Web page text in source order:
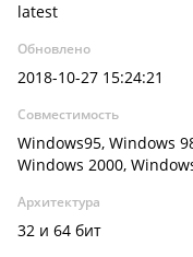
latest
Обновлено
2018-10-27 15:24:21
Совместимость
Windows95, Windows
Windows 2000,
Архитектура
32 и 64 бит